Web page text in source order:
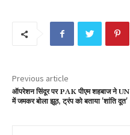
Previous article
ऑपरेशन सिंदूर पर PAK पीएम शहबाज ने UN
में जमकर बोला झूठ, ट्रंप को बताया 'शांति दूत'